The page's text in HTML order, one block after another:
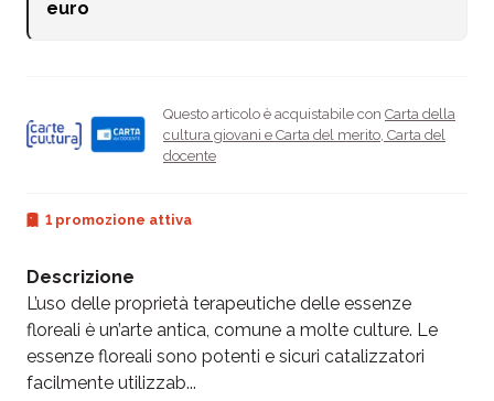
euro
Questo articolo è acquistabile con Carta della
cultura giovani e Carta del merito Carta del
docente
1 promozione attiva
Descrizione
L’uso delle proprietà terapeutiche delle essenze
floreali è un’arte antica, comune a molte culture. Le
essenze floreali sono potenti e sicuri catalizzatori
facilmente utilizzab...